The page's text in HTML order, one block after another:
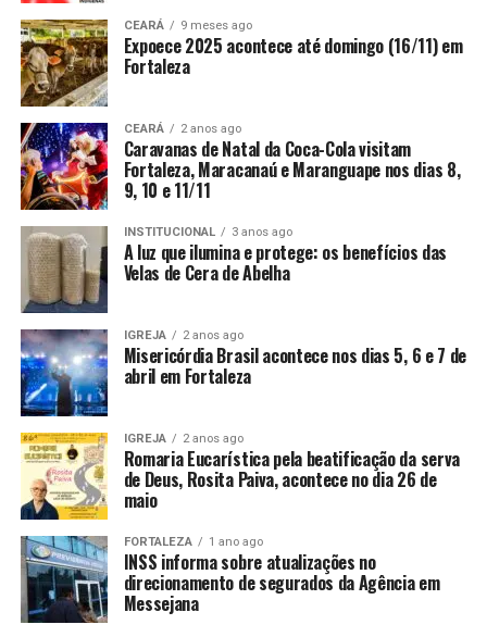
CEARÁ 9 meses ago
Expoece 2025 acontece até domingo (16/11) em
Fortaleza
CEARÁ 2 anos ago
Caravanas de Natal da Coca-Cola visitam
Fortaleza, Maracanaú e Maranguape nos dias 8,
9, 10 e 11/11
INSTITUCIONAL 3 anos ago
A luz que ilumina e protege: os benefícios das
Velas de Cera de Abelha
IGREJA 2 anos ago
Misericórdia Brasil acontece nos dias 5, 6 e 7 de
abril em Fortaleza
IGREJA 2 anos ago
Romaria Eucarística pela beatificação da serva
de Deus, Rosita Paiva, acontece no dia 26 de
maio
FORTALEZA 1 ano ago
INSS informa sobre atualizações no
direcionamento de segurados da Agência em
Messejana